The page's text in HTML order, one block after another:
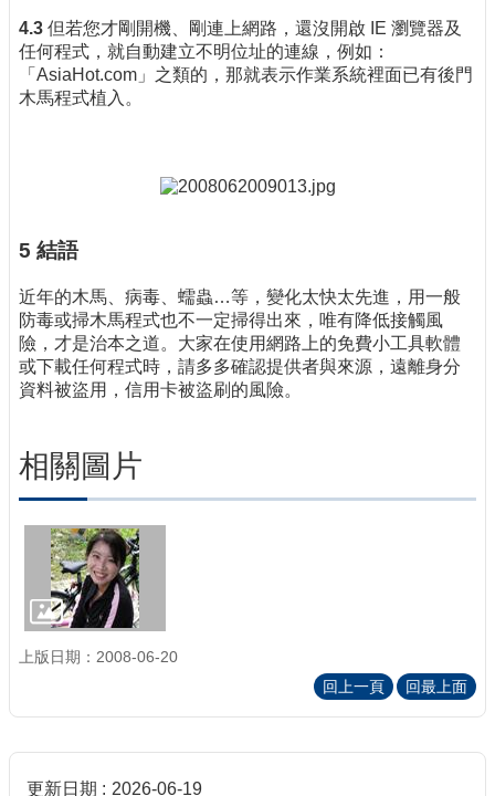
4.3 但若您才剛開機、剛連上網路，還沒開啟 IE 瀏覽器及
任何程式，就自動建立不明位址的連線，例如：
「AsiaHot.com」之類的，那就表示作業系統裡面已有後門
木馬程式植入。
5 結語
近年的木馬、病毒、蠕蟲…等，變化太快太先進，用一般
防毒或掃木馬程式也不一定掃得出來，唯有降低接觸風
險，才是治本之道。大家在使用網路上的免費小工具軟體
或下載任何程式時，請多多確認提供者與來源，遠離身分
資料被盜用，信用卡被盜刷的風險。
相關圖片
上版日期：2008-06-20
回上一頁
回最上面
更新日期 2026-06-19